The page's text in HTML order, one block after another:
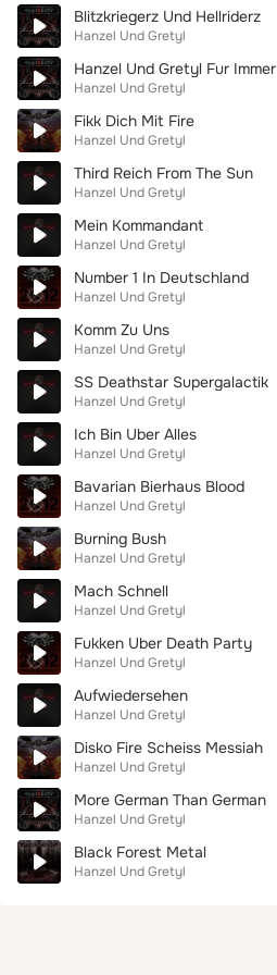
Blitzkriegerz Und Hellriderz
Hanzel Und Gretyl
Hanzel Und Gretyl Fur Immer
Hanzel Und Gretyl
Fikk Dich Mit Fire
Hanzel Und Gretyl
Third Reich From The Sun
Hanzel Und Gretyl
Mein Kommandant
Hanzel Und Gretyl
Number 1 In Deutschland
Hanzel Und Gretyl
Komm Zu Uns
Hanzel Und Gretyl
SS Deathstar Supergalactik
Hanzel Und Gretyl
Ich Bin Uber Alles
Hanzel Und Gretyl
Bavarian Bierhaus Blood
Hanzel Und Gretyl
Burning Bush
Hanzel Und Gretyl
Mach Schnell
Hanzel Und Gretyl
Fukken Uber Death Party
Hanzel Und Gretyl
Aufwiedersehen
Hanzel Und Gretyl
Disko Fire Scheiss Messiah
Hanzel Und Gretyl
More German Than German
Hanzel Und Gretyl
Black Forest Metal
Hanzel Und Gretyl